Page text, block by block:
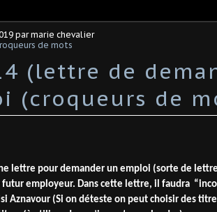
par marie chevalier
de mots
(lettre de
(croqueurs de
lettre pour demander un emploi (sorte de
futur employeur. Dans cette lettre, il faudra
Aznavour (Si on déteste on peut choisir des